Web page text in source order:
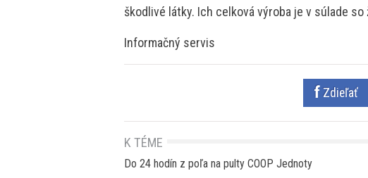
škodlivé látky. Ich celková výroba je v súlade
Informačný servis
Zdieľať
K TÉME
Do 24 hodín z poľa na pulty COOP Jednoty